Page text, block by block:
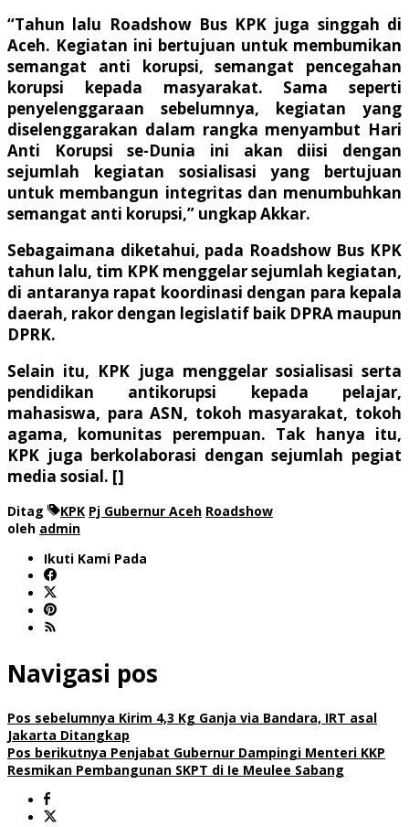
“Tahun lalu Roadshow Bus KPK juga singgah di
Aceh. Kegiatan ini bertujuan untuk membumikan
semangat anti korupsi, semangat pencegahan
korupsi kepada masyarakat. Sama seperti
penyelenggaraan sebelumnya, kegiatan yang
diselenggarakan dalam rangka menyambut Hari
Anti Korupsi se-Dunia ini akan diisi dengan
sejumlah kegiatan sosialisasi yang bertujuan
untuk membangun integritas dan menumbuhkan
semangat anti korupsi,” ungkap Akkar.
Sebagaimana diketahui, pada Roadshow Bus KPK
tahun lalu, tim KPK menggelar sejumlah kegiatan,
di antaranya rapat koordinasi dengan para kepala
daerah, rakor dengan legislatif baik DPRA maupun
DPRK.
Selain itu, KPK juga menggelar sosialisasi serta
pendidikan antikorupsi kepada pelajar,
mahasiswa, para ASN, tokoh masyarakat, tokoh
agama, komunitas perempuan. Tak hanya itu,
KPK juga berkolaborasi dengan sejumlah pegiat
media sosial. []
Ditag KPK Pj Gubernur Aceh Roadshow
oleh admin
Ikuti Kami Pada
Navigasi pos
Pos sebelumnya Kirim 4,3 Kg Ganja via Bandara, IRT asal
Jakarta Ditangkap
Pos berikutnya Penjabat Gubernur Dampingi Menteri KKP
Resmikan Pembangunan SKPT di Ie Meulee Sabang